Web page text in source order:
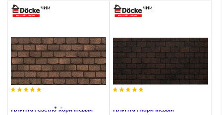
ПЛИТКА Светло-коричневый
В наличии
ПЛИТКА Коричневый
В наличии